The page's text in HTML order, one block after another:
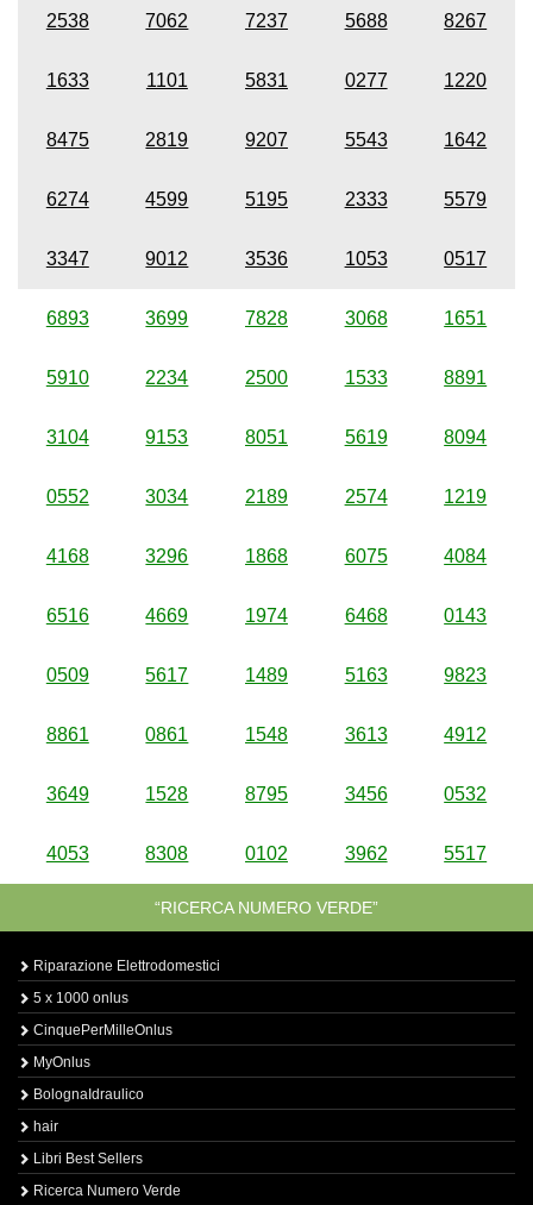
2538 7062 7237 5688 8267
1633 1101 5831 0277 1220
8475 2819 9207 5543 1642
6274 4599 5195 2333 5579
3347 9012 3536 1053 0517
6893 3699 7828 3068 1651
5910 2234 2500 1533 8891
3104 9153 8051 5619 8094
0552 3034 2189 2574 1219
4168 3296 1868 6075 4084
6516 4669 1974 6468 0143
0509 5617 1489 5163 9823
8861 0861 1548 3613 4912
3649 1528 8795 3456 0532
4053 8308 0102 3962 5517
“RICERCA NUMERO VERDE”
Riparazione Elettrodomestici
5 x 1000 onlus
CinquePerMilleOnlus
MyOnlus
BolognaIdraulico
hair
Libri Best Sellers
Ricerca Numero Verde